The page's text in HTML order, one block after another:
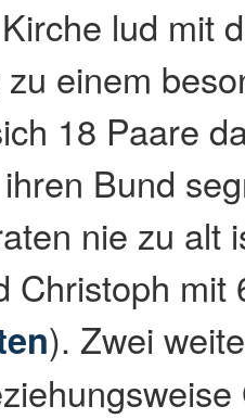
lud mit
einem
18 Paare
Bund
nie zu alt
Christoph mit
). Zwei